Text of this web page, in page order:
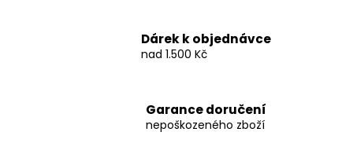
Dárek k objednávce
nad 1.500 Kč
Garance doručení
nepoškozeného zboží